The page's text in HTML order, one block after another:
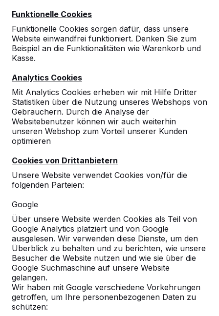
Funktionelle Cookies
Funktionelle Cookies sorgen dafür, dass unsere
Website einwandfrei funktioniert. Denken Sie zum
Beispiel an die Funktionalitäten wie Warenkorb und
Kasse.
Analytics Cookies
Mit Analytics Cookies erheben wir mit Hilfe Dritter
Statistiken über die Nutzung unseres Webshops von
Gebrauchern. Durch die Analyse der
Websitebenutzer können wir auch weiterhin
unseren Webshop zum Vorteil unserer Kunden
optimieren
Cookies von Drittanbietern
Unsere Website verwendet Cookies von/für die
folgenden Parteien:
Google
Über unsere Website werden Cookies als Teil von
Google Analytics platziert und von Google
ausgelesen. Wir verwenden diese Dienste, um den
Überblick zu behalten und zu berichten, wie unsere
Besucher die Website nutzen und wie sie über die
Google Suchmaschine auf unsere Website
gelangen.
Wir haben mit Google verschiedene Vorkehrungen
getroffen, um Ihre personenbezogenen Daten zu
schützen:
Referenzen
Unsere Produkte finden Sie in ganz Europa
und darüber hinaus. Sehen Sie hier, wo Sie
ein HeBlad-Produkt in Ihrer Nähe finden.
Produkt
Alles anzeigen
Kategorie